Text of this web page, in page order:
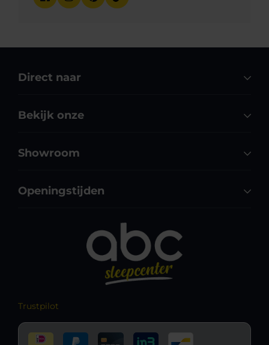
Direct naar
Bekijk onze
Showroom
Openingstijden
Trustpilot